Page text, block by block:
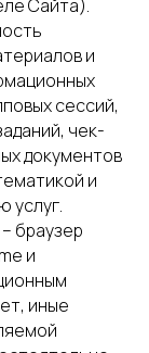
Сайта).
и
сессий,
чек-
документов
и
услуг.
браузер
и
иные